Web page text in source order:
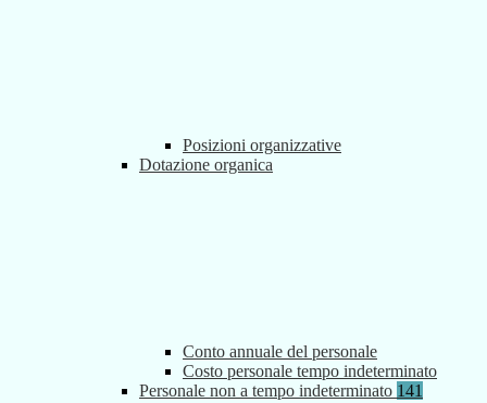
Posizioni organizzative
Dotazione organica
Conto annuale del personale
Costo personale tempo indeterminato
Personale non a tempo indeterminato 141